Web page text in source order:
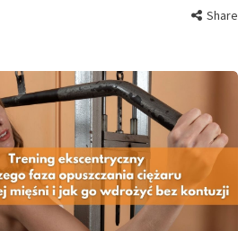
Share